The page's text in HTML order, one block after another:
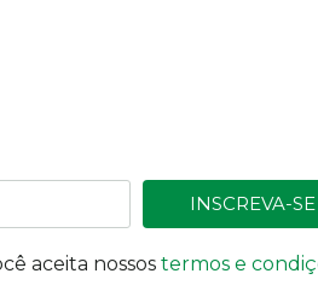
INSCREVA-SE
aceita nossos termos e